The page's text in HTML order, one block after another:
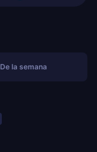
De la semana